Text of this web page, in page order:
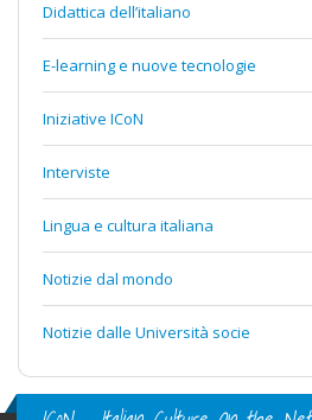
Didattica dell’italiano
E-learning e nuove tecnologie
Iniziative ICoN
Interviste
Lingua e cultura italiana
Notizie dal mondo
Notizie dalle Università socie